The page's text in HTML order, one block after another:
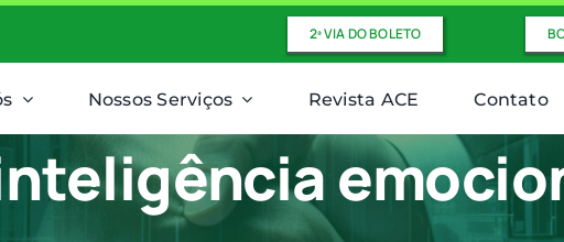
2ª VIA DO BOLETO
Nossos Serviços Revista ACE Contato